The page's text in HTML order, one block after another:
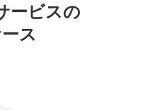
ービスの
ス